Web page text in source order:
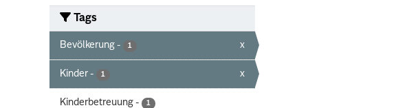
Tags
Bevölkerung - 1 x
Kinder - 1 x
Kinderbetreuung - 1